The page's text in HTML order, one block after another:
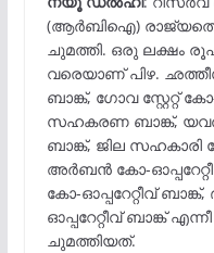
(ആർബിഐ) രാജ്യത്തെ
ചുമത്തി. ഒരു ലക്ഷം
വരെയാണ് പിഴ.
ബാങ്ക്, ഗോവ സ്റ്റേറ്റ്
സഹകരണ ബാങ്ക്,
ബാങ്ക്, ജില സഹകാരി
അർബൻ കോ-
കോ-ഓപ്പറേറ്റീവ്
ഓപ്പറേറ്റീവ് ബാങ്ക്
ചുമത്തിയത്.